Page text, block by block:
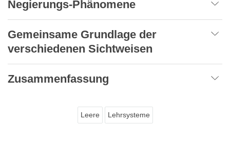
Negierungs-Phänomene
Gemeinsame Grundlage der
verschiedenen Sichtweisen
Zusammenfassung
Leere Lehrsysteme